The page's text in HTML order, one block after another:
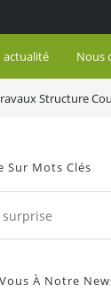
actualité Nous
Structure
Sur Mots Clés
À Notre